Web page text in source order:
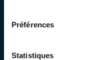
Préférences
Statistiques